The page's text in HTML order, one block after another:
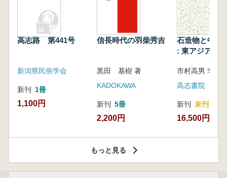
高志路 第441号
新潟県民俗学会
新刊 1冊
1,100円
信長時代の羽柴秀吉
黒田 基樹 著
KADOKAWA
新刊 5冊
2,200円
石造物と中世
: 東アジアと
高志書院
新刊 未刊
16,500円
もっと見る